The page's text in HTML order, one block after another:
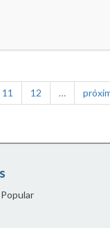
11 12 …